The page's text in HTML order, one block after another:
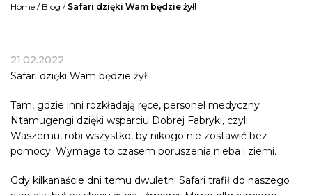
Home / Blog / Safari dzięki Wam będzie żył!
21.02.2022
Safari dzięki Wam będzie żył!
Tam, gdzie inni rozkładają ręce, personel medyczny
Ntamugengi dzięki wsparciu Dobrej Fabryki, czyli
Waszemu, robi wszystko, by nikogo nie zostawić bez
pomocy. Wymaga to czasem poruszenia nieba i ziemi.
Gdy kilkanaście dni temu dwuletni Safari trafił do naszego